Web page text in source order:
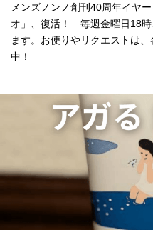
メンズノンノ創刊40周年イヤ
オ」、復活！ 毎週金曜日18時
ます。お便りやリクエストは
中！